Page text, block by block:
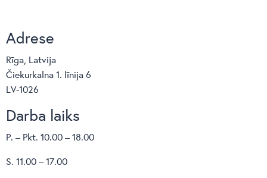
Adrese
Rīga, Latvija
Čiekurkalna 1. līnija 6
LV-1026
Darba laiks
P. – Pkt. 10.00 – 18.00
S. 11.00 – 17.00